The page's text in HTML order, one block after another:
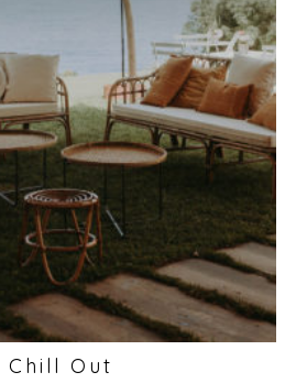
Chill Out